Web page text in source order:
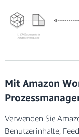
Mit Amazon
Verwenden Sie
Benutzerinhalte,